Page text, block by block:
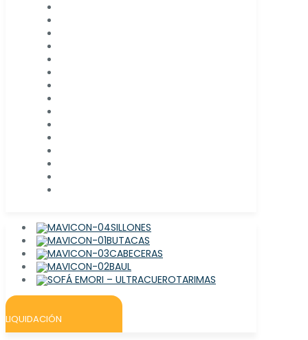
SILLONES
BUTACAS
CABECERAS
BAUL
TARIMAS
LIQUIDACIÓN